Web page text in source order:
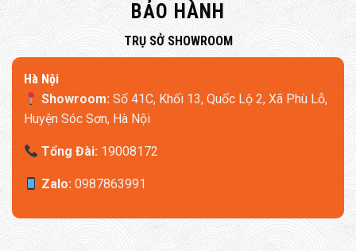
BẢO HÀNH
​TRỤ SỞ SHOWROOM
Hà Nội
Showroom:Số 41C, Khối 13, Quốc Lộ 2, Xã Phù Lỗ,
Huyện Sóc Sơn, Hà Nội
Tổng Đài:19008172
Zalo:0987863991